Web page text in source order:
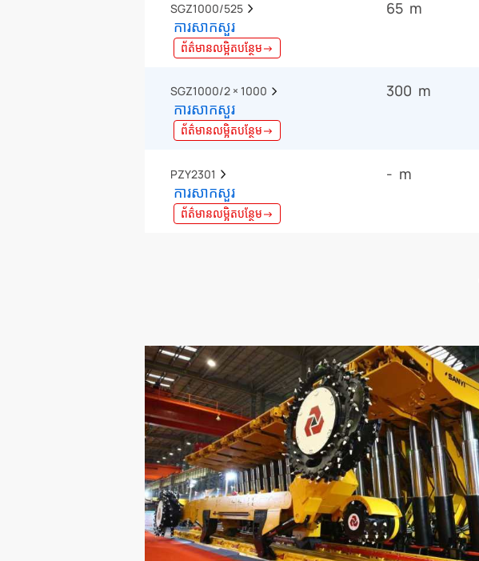
SGZ1000/525
ការសាកសួរ
ព័ត៌មានលម្អិតបន្ថែម→
65 m
SGZ1000/2 × 1000
ការសាកសួរ
ព័ត៌មានលម្អិតបន្ថែម→
300 m
PZY2301
ការសាកសួរ
ព័ត៌មានលម្អិតបន្ថែម→
- m